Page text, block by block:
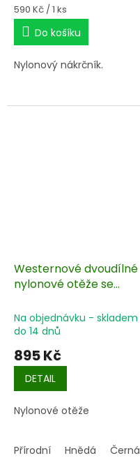
Měrná
cena:
590 Kč / 1 ks
Do košíku
Nylonový nákrčník.
Westernové dvoudílné
nylonové otěže se
Na objednávku - skladem
do 14 dnů
895 Kč
DETAIL
Nylonové otěže
Přírodní Hnědá Černá